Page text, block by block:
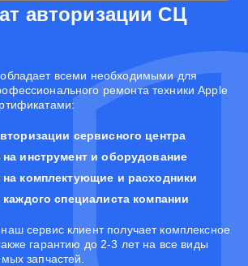
авторизации СЦ
всеми необходимыми для
ремонта техники Apple
сервисного центра
инструмент и оборудование
комплектующие и расходники
специалиста компании
сервис клиент получает комплексное
гарантию до 2-3 лет на все виды
запчастей.